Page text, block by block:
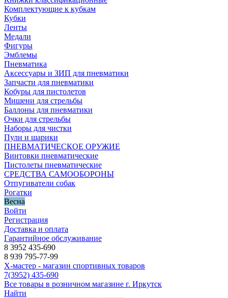
Комплектующие к кубкам
Кубки
Ленты
Медали
Фигуры
Эмблемы
Пневматика
Аксессуары и ЗИП для пневматики
Запчасти для пневматики
Кобуры для пистолетов
Мишени для стрельбы
Баллоны для пневматики
Очки для стрельбы
Наборы для чистки
Пули и шарики
ПНЕВМАТИЧЕСКОЕ ОРУЖИЕ
Винтовки пневматические
Пистолеты пневматические
СРЕДСТВА САМООБОРОНЫ
Отпугиватели собак
Рогатки
Весна
Войти
Регистрация
Доставка и оплата
Гарантийное обслуживание
8 3952 435-690
8 939 795-77-99
Х-мастер - магазин спортивных товаров
7(3952) 435-690
Все товары в розничном магазине г. Иркутск
Найти